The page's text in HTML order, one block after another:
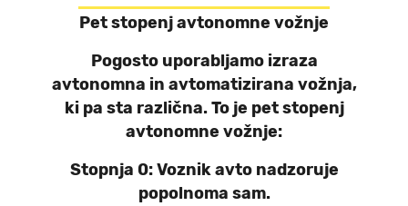
Pet stopenj avtonomne vožnje
Pogosto uporabljamo izraza
avtonomna in avtomatizirana vožnja,
ki pa sta različna. To je pet stopenj
avtonomne vožnje:
Stopnja 0:Voznik avto nadzoruje
popolnoma sam.